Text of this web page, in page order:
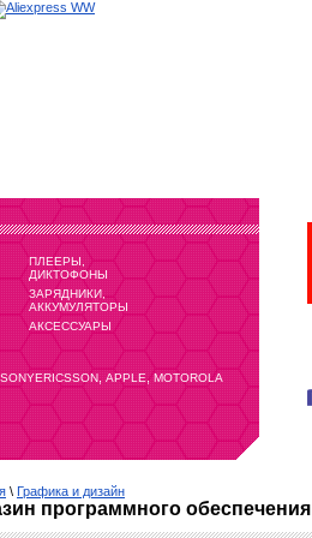
ПЛЕЕРЫ,
ДИКТОФОНЫ
ЗАРЯДНИКИ,
АККУМУЛЯТОРЫ
АКСЕССУАРЫ
SONYERICSSON,APPLE,MOTOROLA
\ Графика и дизайн
программного обеспечения